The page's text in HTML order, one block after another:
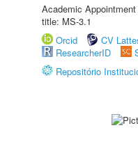
Academic
title: MS-3.1
Orcid
CV
ResearcherID
Repositório